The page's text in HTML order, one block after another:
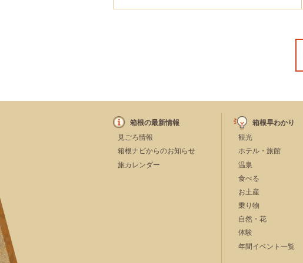
箱根の最新情報
見ごろ情報
箱根ナビからのお知らせ
旅カレンダー
箱根早わかり
観光
ホテル・旅館
温泉
食べる
お土産
乗り物
自然・花
体験
年間イベント一覧